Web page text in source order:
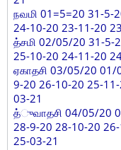
நவமி 01=5=20 31-5-
24-10-20 23-11-20
த்சமி 02/05/20 31-5-
25-10-20 24-11-20
ஏகாதசி 03/05/20
9-20 26-10-20 25-
03-21
த்ுவாதசி 04/05/20
28-9-20 28-10-20
25-03-21